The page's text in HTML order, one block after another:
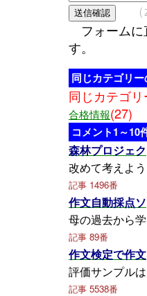
フォームに
す。
同じカテゴリ
同じカテゴリ
合格情報(27)
コメント1～10
森林プロジェク
改めて考えよ
記事 1496番
作文自動採点ソ
母の過去か
記事 89番
作文検定で作文
評価サンプルは
記事 5538番